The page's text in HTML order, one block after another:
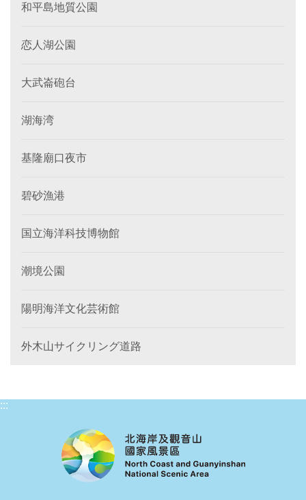
和平島地質公園
恋人湖公園
大武崙砲台
湖海湾
基隆廟口夜市
碧砂漁港
国立海洋科技博物館
潮境公園
陽明海洋文化芸術館
外木山サイクリング道路
:::